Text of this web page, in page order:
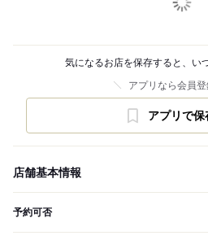
気になるお店を保存すると、い
アプリなら会員登
アプリで保
店舗基本情報
予約可否